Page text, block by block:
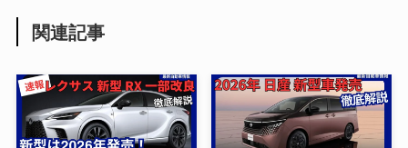
関連記事